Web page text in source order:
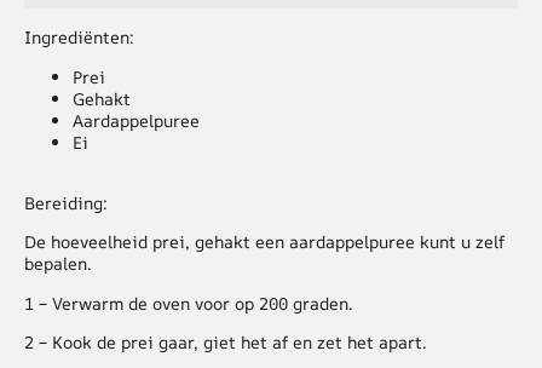
Ingrediënten:
Prei
Gehakt
Aardappelpuree
Ei
Bereiding:
De hoeveelheid prei, gehakt een aardappelpuree kunt u zelf
bepalen.
1 – Verwarm de oven voor op 200 graden.
2 – Kook de prei gaar, giet het af en zet het apart.